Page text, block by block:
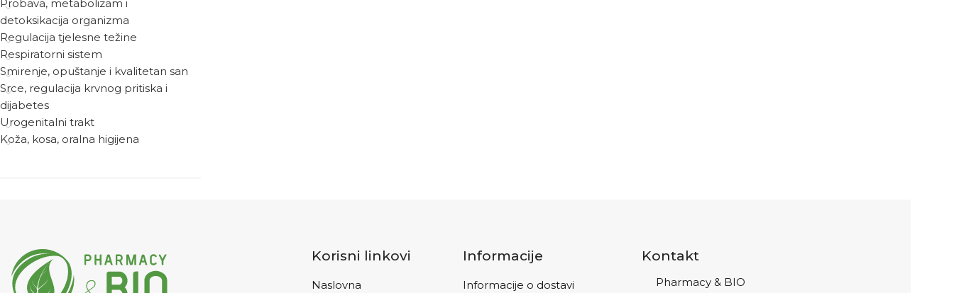
Probava, metabolizam i
detoksikacija organizma
Regulacija tjelesne težine
Respiratorni sistem
Smirenje, opuštanje i kvalitetan san
Srce, regulacija krvnog pritiska i
dijabetes
Urogenitalni trakt
Koža, kosa, oralna higijena
Korisni linkovi
Naslovna
Informacije
Informacije o dostavi
Kontakt
Pharmacy & BIO